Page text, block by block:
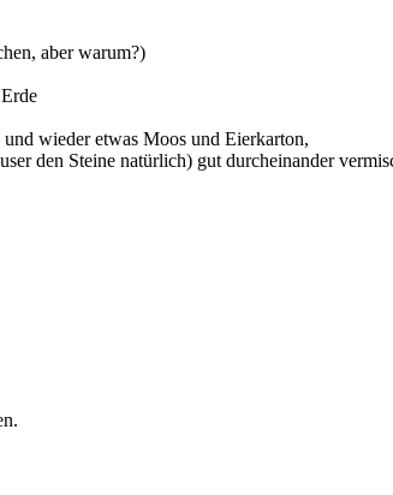
aber warum?)
wieder etwas Moos und Eierkarton,
den Steine natürlich) gut durcheinander